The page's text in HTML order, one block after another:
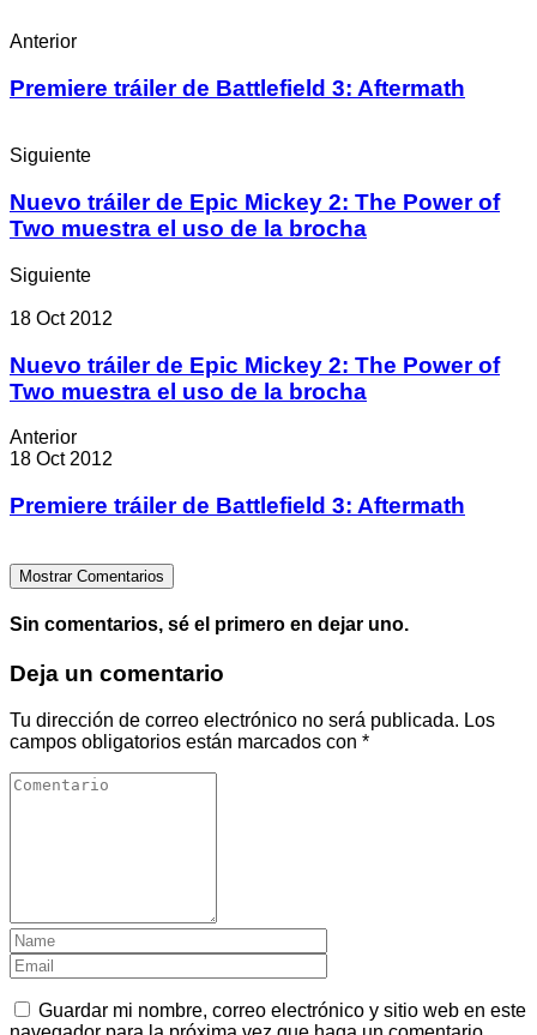
Anterior
Premiere tráiler de Battlefield 3: Aftermath
Siguiente
Nuevo tráiler de Epic Mickey 2: The Power of
Two muestra el uso de la brocha
Siguiente
18 Oct 2012
Nuevo tráiler de Epic Mickey 2: The Power of
Two muestra el uso de la brocha
Anterior
18 Oct 2012
Premiere tráiler de Battlefield 3: Aftermath
Mostrar Comentarios
Sin comentarios, sé el primero en dejar uno.
Deja un comentario
Tu dirección de correo electrónico no será publicada. Los
campos obligatorios están marcados con *
Guardar mi nombre, correo electrónico y sitio web en este